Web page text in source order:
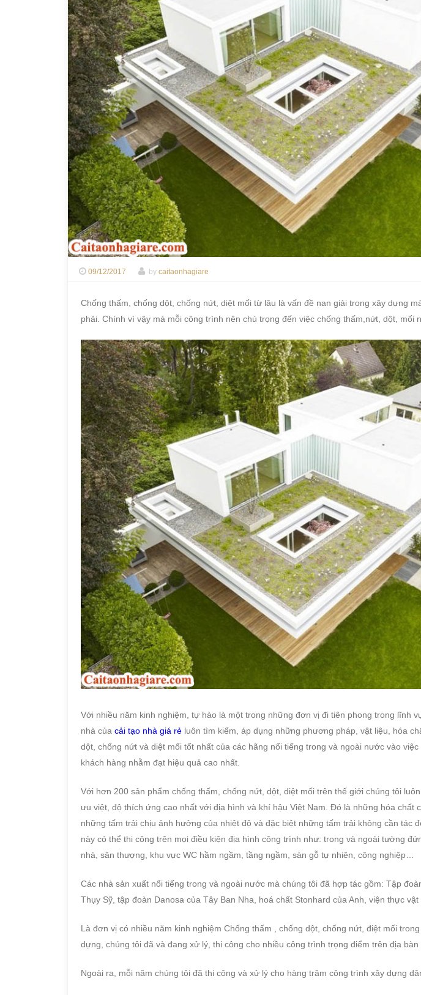
09/12/2017 by caitaonhagiare
Chống thấm, chống dột, chống nứt, diệt mối từ lâu là vấn đề nan giải trong xây dựng
phải. Chính vì vậy mà mỗi công trình nên chú trọng đến việc chống thấm,nứt, dột, mối
Với nhiều năm kinh nghiệm, tự hào là một trong những đơn vị đi tiên phong trong lĩnh
nhà của cải tạo nhà giá rẻ luôn tìm kiếm, áp dụng những phương pháp, vật liệu, hóa
dột, chống nứt và diệt mối tốt nhất của các hãng nổi tiếng trong và ngoài nước vào
khách hàng nhằm đạt hiệu quả cao nhất.
Với hơn 200 sản phẩm chống thấm, chống nứt, dột, diệt mối trên thế giới chúng tôi
ưu việt, độ thích ứng cao nhất với địa hình và khí hậu Việt Nam. Đó là những hóa chất
những tấm trải chịu ảnh hưởng của nhiệt độ và đặc biệt những tấm trải không cần tác
này có thể thi công trên mọi điều kiện địa hình công trình như: trong và ngoài tường
nhà, sân thượng, khu vực WC hầm ngầm, tầng ngầm, sàn gỗ tự nhiên, công nghiệp…
Các nhà sản xuất nổi tiếng trong và ngoài nước mà chúng tôi đã hợp tác gồm: Tập
Thụy Sỹ, tập đoàn Danosa của Tây Ban Nha, hoá chất Stonhard của Anh, viện thực vật
Là đơn vị có nhiều năm kinh nghiệm Chống thấm , chống dột, chống nứt, điệt mối
dựng, chúng tôi đã và đang xử lý, thi công cho nhiều công trình trọng điểm trên địa bàn
Ngoài ra, mỗi năm chúng tôi đã thi công và xử lý cho hàng trăm công trình xây dựng